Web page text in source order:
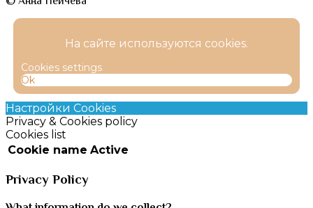
На сайте используются cookies.
Cookies settings
Ok
Настройки Cookies
Privacy & Cookies policy
Cookies list
Cookie name Active
Privacy Policy